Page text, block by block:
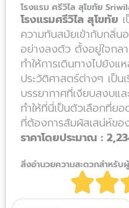
โรงแรม ศรีวิไล สุโขทัย
โรงแรมศรีวิไล สุโขทัย
ความทันสมัยเข้ากับกลิ่น
อย่างลงตัว ตั้งอยู่ใจกล
ทำให้การเดินทางไปยังแ
ประวัติศาสตร์ต่างๆ เป็น
บรรยากาศที่เงียบสงบแล
ทำให้ที่นี่เป็นตัวเลือกที่ย
ที่ต้องการสัมผัสเสน่ห์ขอ
ราคาโดยประมาณ :
สิ่งอำนวยความสะดวกสำหรับ